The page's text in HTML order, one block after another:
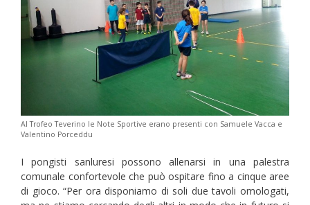
Al Trofeo Teverino le Note Sportive erano presenti con Samuele Vacca e
Valentino Porceddu
I pongisti sanluresi possono allenarsi in una palestra
comunale confortevole che può ospitare fino a cinque aree
di gioco. “Per ora disponiamo di soli due tavoli omologati,